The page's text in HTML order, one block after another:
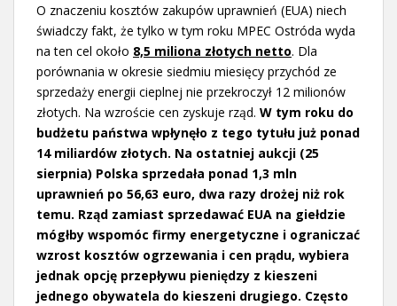
O znaczeniu kosztów zakupów uprawnień (EUA) niech
świadczy fakt, że tylko w tym roku MPEC Ostróda wyda
na ten cel około 8,5 miliona złotych netto. Dla
porównania w okresie siedmiu miesięcy przychód ze
sprzedaży energii cieplnej nie przekroczył 12 milionów
złotych. Na wzroście cen zyskuje rząd. W tym roku do
budżetu państwa wpłynęło z tego tytułu już ponad
14 miliardów złotych. Na ostatniej aukcji (25
sierpnia) Polska sprzedała ponad 1,3 mln
uprawnień po 56,63 euro, dwa razy drożej niż rok
temu. Rząd zamiast sprzedawać EUA na giełdzie
mógłby wspomóc firmy energetyczne i ograniczać
wzrost kosztów ogrzewania i cen prądu, wybiera
jednak opcję przepływu pieniędzy z kieszeni
jednego obywatela do kieszeni drugiego. Często